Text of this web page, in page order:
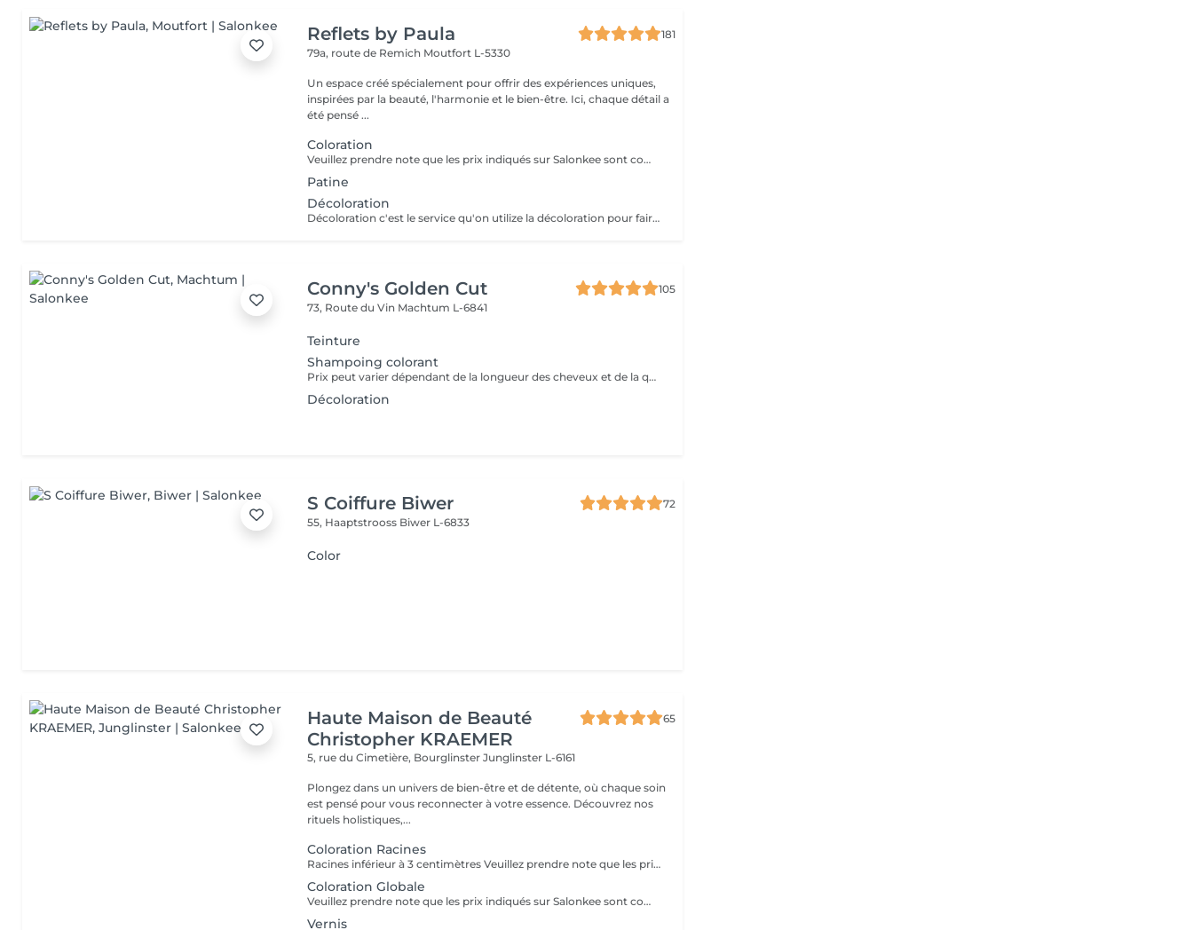
Reflets by Paula
181
79a, route de Remich Moutfort L-5330
Un espace créé spécialement pour offrir des expériences uniques,
inspirées par la beauté, l'harmonie et le bien-être. Ici, chaque détail a
été pensé ...
Coloration
Veuillez prendre note que les prix indiqués sur Salonkee sont communiqués à titre informatif et s'entendent de base. Ces derniers sont susceptibles de varier selon le diagnostic réalisé à votre arrivée au salon et l'expertise du professionnel à qui vous confiez votre beauté. Dans tous les cas, un devis précis vous sera proposé et toutes réalisations de prestations seront effectuées avec votre accord. Un grand merci d'avance pour votre compréhension. Au plaisir de vous revoir très vite.
Patine
Décoloration
Décoloration c'est le service qu'on utilize la décoloration pour faire ou les racines ou décoloration complète ( par tout le cheveux) !
Conny's Golden Cut
105
73, Route du Vin Machtum L-6841
Teinture
Shampoing colorant
Prix peut varier dépendant de la longueur des cheveux et de la quantité de teinture utilisée.
Décoloration
S Coiffure Biwer
72
55, Haaptstrooss Biwer L-6833
Color
Haute Maison de Beauté
Christopher KRAEMER
65
5, rue du Cimetière, BourglinsterJunglinster L-6161
Plongez dans un univers de bien-être et de détente, où chaque soin
est pensé pour vous reconnecter à votre essence. Découvrez nos
rituels holistiques,...
Coloration Racines
Racines inférieur à 3 centimètres Veuillez prendre note que les prix indiqués sur Salonkee sont communiqués à titre informatif et s'entendent de base. Ces derniers sont susceptibles de varier selon le diagnostic réalisé à votre arrivée au salon et l'expertise du professionnel à qui vous confiez votre beauté. Dans tous les cas, un devis précis vous sera proposé et toutes réalisations de prestations seront effectuées avec votre accord. Un grand merci d'avance pour votre compréhension. Au plaisir de vous recevoir très vite.
Coloration Globale
Veuillez prendre note que les prix indiqués sur Salonkee sont communiqués à titre informatif et s'entendent de base. Ces derniers sont susceptibles de varier selon le diagnostic réalisé à votre arrivée au salon et l'expertise du professionnel à qui vous confiez votre beauté. Dans tous les cas, un devis précis vous sera proposé et toutes réalisations de prestations seront effectuées avec votre accord. Un grand merci d'avance pour votre compréhension. Au plaisir de vous recevoir très vite.
Vernis